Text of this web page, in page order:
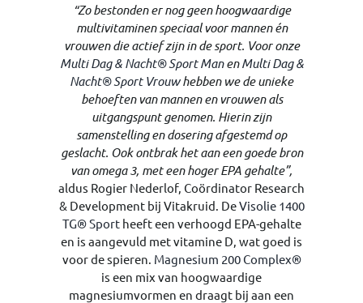
“Zo bestonden er nog geen hoogwaardige
multivitaminen speciaal voor mannen én
vrouwen die actief zijn in de sport. Voor onze
Multi Dag & Nacht® Sport ManenMulti Dag &
Nacht® Sport Vrouwhebben we de unieke
behoeften van mannen en vrouwen als
uitgangspunt genomen. Hierin zijn
samenstelling en dosering afgestemd op
geslacht. Ook ontbrak het aan een goede bron
van omega 3, met een hoger EPA gehalte”,
aldus Rogier Nederlof, Coördinator Research
& Development bij Vitakruid. DeVisolie 1400
TG® Sportheeft een verhoogd EPA-gehalte
en is aangevuld met vitamine D, wat goed is
voor de spieren. Magnesium 200 Complex®
is een mix van hoogwaardige
magnesiumvormen en draagt bij aan een